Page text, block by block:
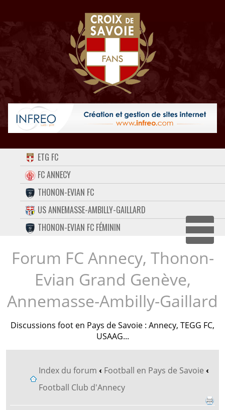
ACCUEIL
FORUM
CONTACT
FACEBOOK
TWITTER
INSTAGRAM
ETG FC
FC ANNECY
THONON-EVIAN FC
US ANNEMASSE-AMBILLY-GAILLARD
THONON-EVIAN FC FÉMININ
Forum FC Annecy, Thonon-
Evian Grand Genève,
Annemasse-Ambilly-Gaillard
Discussions foot en Pays de Savoie : Annecy, TEGG FC,
USAAG...
Index du forum ‹ Football en Pays de Savoie ‹
Football Club d'Annecy